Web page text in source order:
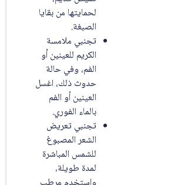
لحمايتها من بقايا
الصبغة.
تجنبي ملامسة
الكريم للعينين أو
الفم، وفي حالة
حدوث ذلك، اغسل
العينين أو الفم
بالماء الفوري.
تجنبي تعريض
الشعر المصبوغ
للشمس المباشرة
لمدة طويلة،